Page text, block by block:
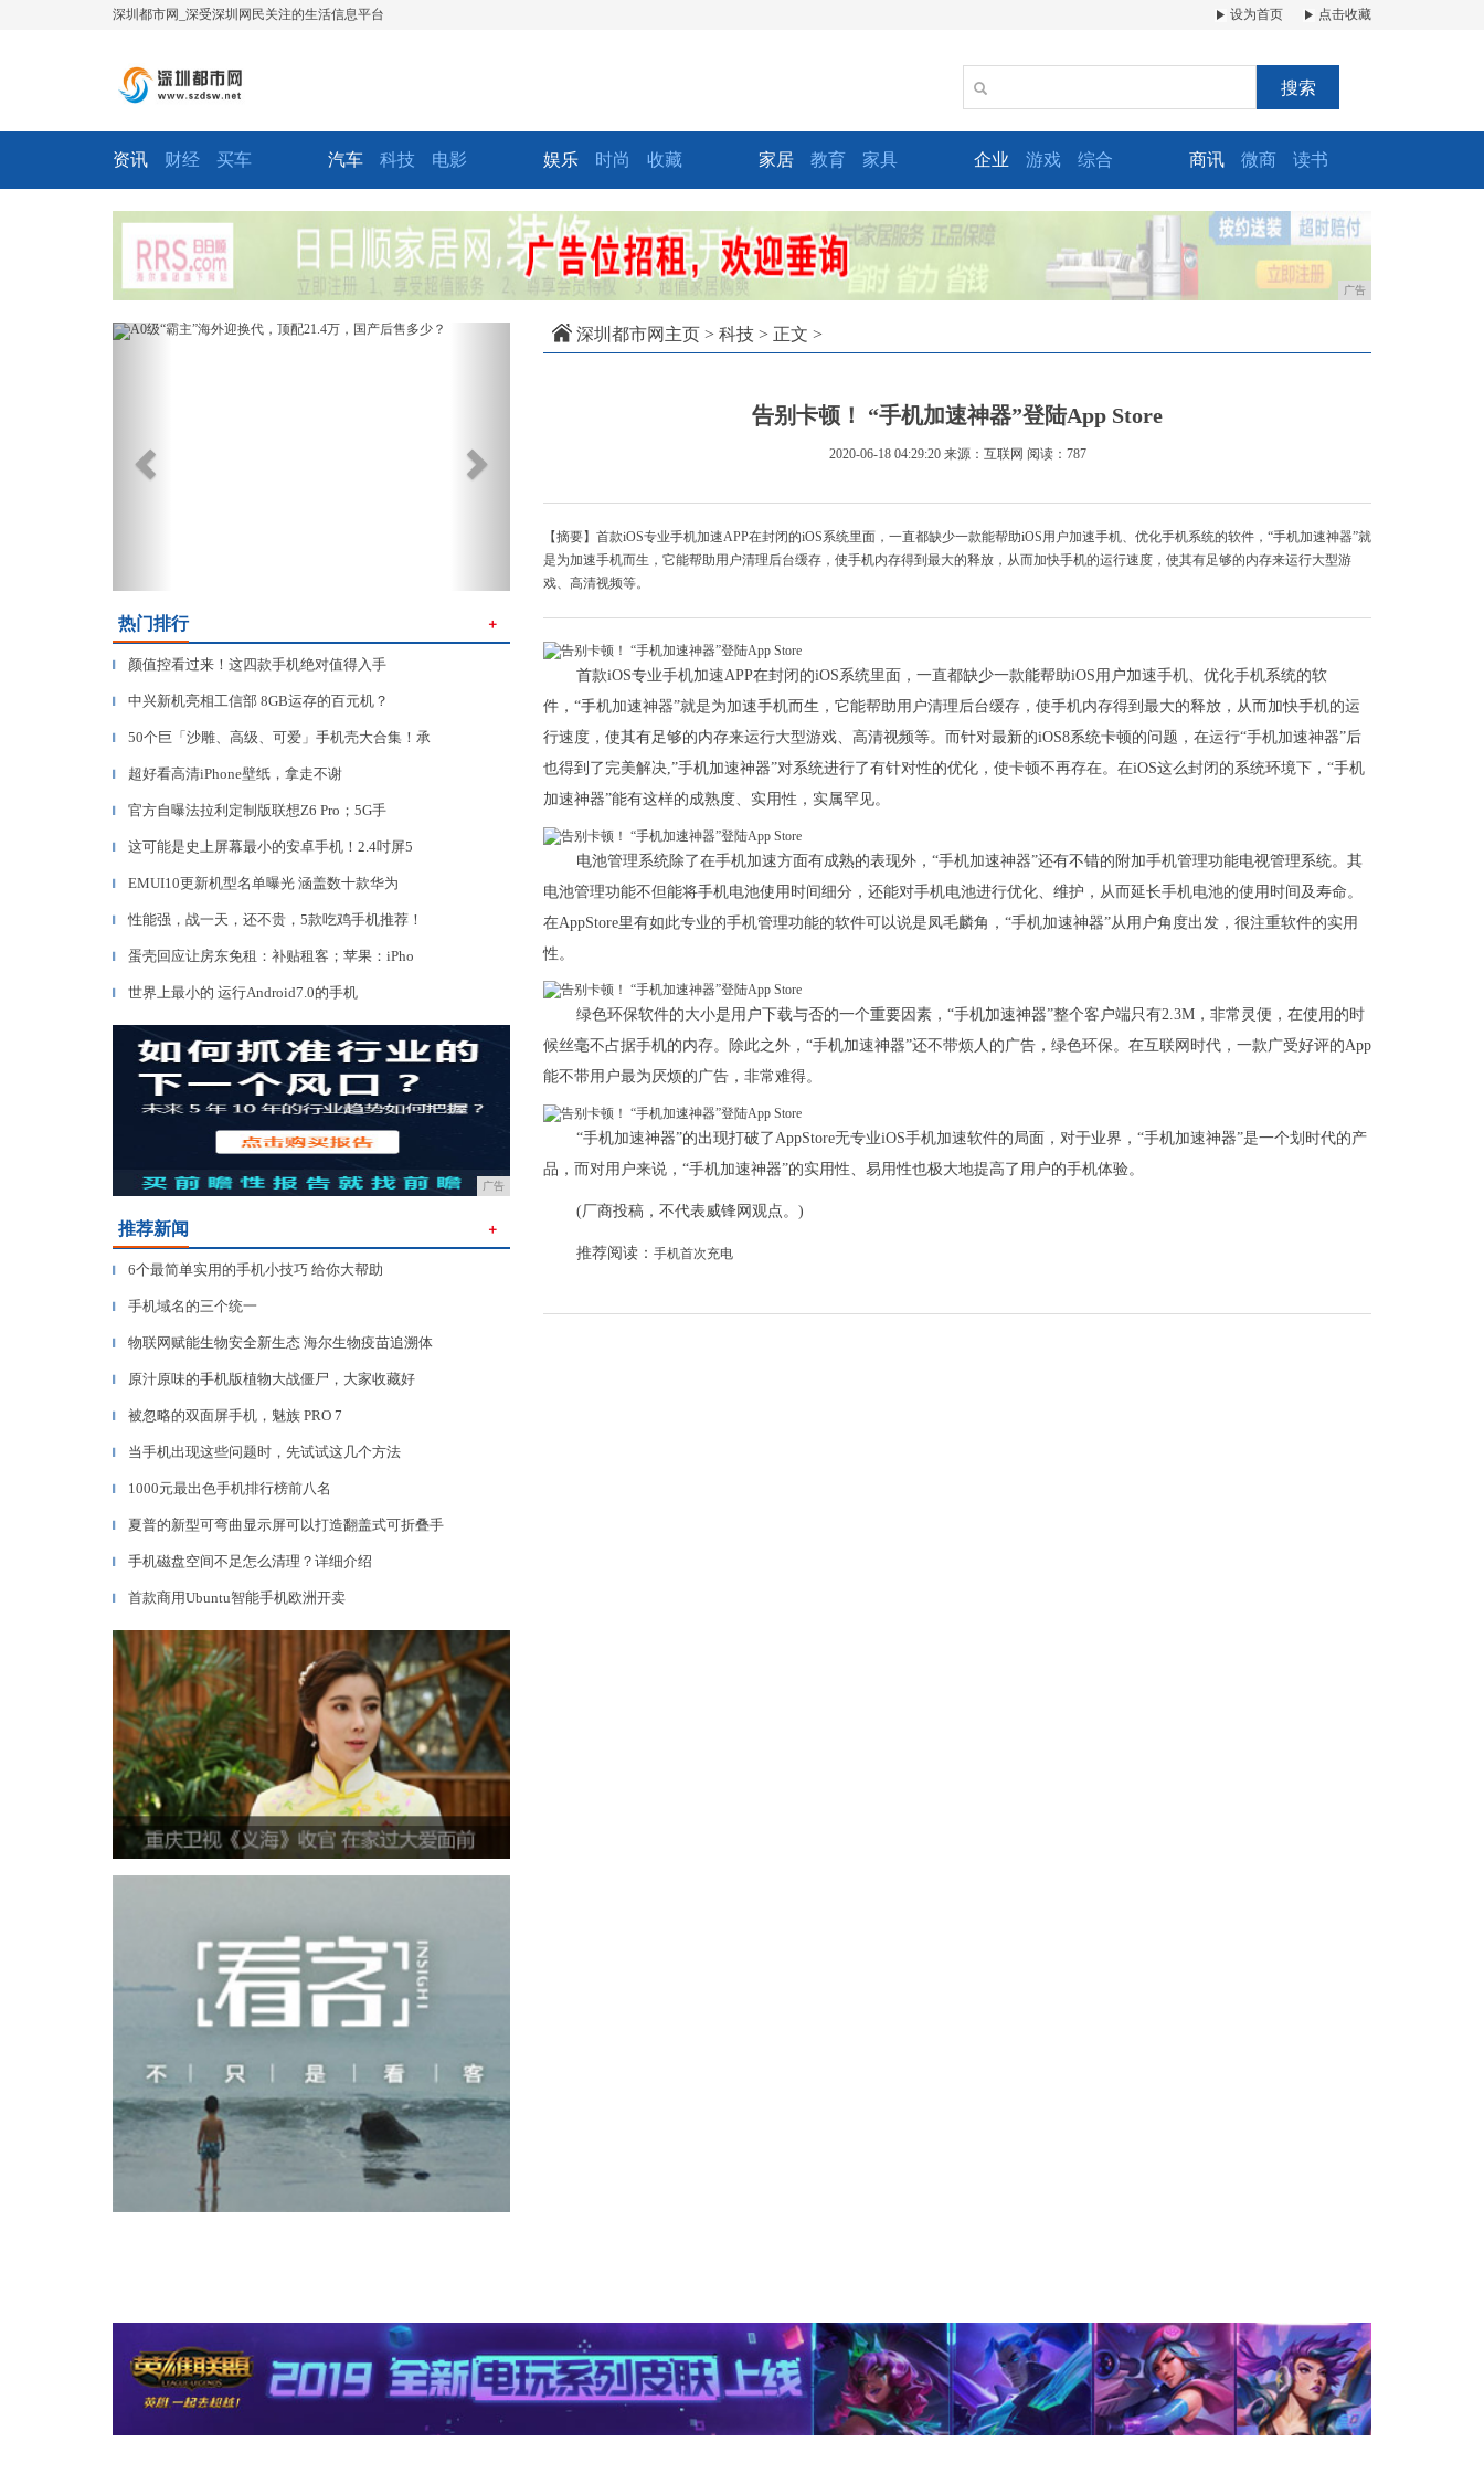
深圳都市网_深受深圳网民关注的生活信息平台 设为首页 点击收藏
搜索
资讯 财经 买车 汽车 科技 电影 娱乐 时尚 收藏 家居 教育 家具 企业 游戏 综合 商讯 微商 读书
广告
Previous
热门排行 ＋
▎ 颜值控看过来！这四款手机绝对值得入手
▎ 中兴新机亮相工信部 8GB运存的百元机？
▎ 50个巨「沙雕、高级、可爱」手机壳大合集！承
▎ 超好看高清iPhone壁纸，拿走不谢
▎ 官方自曝法拉利定制版联想Z6 Pro；5G手
▎ 这可能是史上屏幕最小的安卓手机！2.4吋屏5
▎ EMUI10更新机型名单曝光 涵盖数十款华为
▎ 性能强，战一天，还不贵，5款吃鸡手机推荐！
▎ 蛋壳回应让房东免租：补贴租客；苹果：iPho
▎ 世界上最小的 运行Android7.0的手机
广告
推荐新闻 ＋
▎ 6个最简单实用的手机小技巧 给你大帮助
▎ 手机域名的三个统一
▎ 物联网赋能生物安全新生态 海尔生物疫苗追溯体
▎ 原汁原味的手机版植物大战僵尸，大家收藏好
▎ 被忽略的双面屏手机，魅族 PRO 7
▎ 当手机出现这些问题时，先试试这几个方法
▎ 1000元最出色手机排行榜前八名
▎ 夏普的新型可弯曲显示屏可以打造翻盖式可折叠手
▎ 手机磁盘空间不足怎么清理？详细介绍
▎ 首款商用Ubuntu智能手机欧洲开卖
深圳都市网主页 > 科技 > 正文 >
告别卡顿！ “手机加速神器”登陆App Store
2020-06-18 04:29:20 来源：互联网 阅读：787
【摘要】首款iOS专业手机加速APP在封闭的iOS系统里面，一直都缺少一款能帮助iOS用户加速手机、优化手机系统的软件，“手机加速神器”就
是为加速手机而生，它能帮助用户清理后台缓存，使手机内存得到最大的释放，从而加快手机的运行速度，使其有足够的内存来运行大型游
戏、高清视频等。
首款iOS专业手机加速APP在封闭的iOS系统里面，一直都缺少一款能帮助iOS用户加速手机、优化手机系统的软
件，“手机加速神器”就是为加速手机而生，它能帮助用户清理后台缓存，使手机内存得到最大的释放，从而加快手机的运
行速度，使其有足够的内存来运行大型游戏、高清视频等。而针对最新的iOS8系统卡顿的问题，在运行“手机加速神器”后
也得到了完美解决,”手机加速神器”对系统进行了有针对性的优化，使卡顿不再存在。在iOS这么封闭的系统环境下，“手机
加速神器”能有这样的成熟度、实用性，实属罕见。
电池管理系统除了在手机加速方面有成熟的表现外，“手机加速神器”还有不错的附加手机管理功能电视管理系统。其
电池管理功能不但能将手机电池使用时间细分，还能对手机电池进行优化、维护，从而延长手机电池的使用时间及寿命。
在AppStore里有如此专业的手机管理功能的软件可以说是凤毛麟角，“手机加速神器”从用户角度出发，很注重软件的实用
性。
绿色环保软件的大小是用户下载与否的一个重要因素，“手机加速神器”整个客户端只有2.3M，非常灵便，在使用的时
候丝毫不占据手机的内存。除此之外，“手机加速神器”还不带烦人的广告，绿色环保。在互联网时代，一款广受好评的App
能不带用户最为厌烦的广告，非常难得。
“手机加速神器”的出现打破了AppStore无专业iOS手机加速软件的局面，对于业界，“手机加速神器”是一个划时代的产
品，而对用户来说，“手机加速神器”的实用性、易用性也极大地提高了用户的手机体验。
(厂商投稿，不代表威锋网观点。)
推荐阅读： 手机首次充电